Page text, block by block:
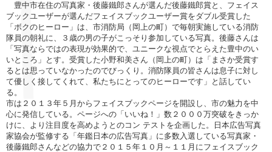
豊中市在住の写真家・後藤鐵郎さんが選んだ後藤鐵郎賞と、フェイス
ブックユーザーが選んだフェイスブックユーザー賞をダブル受賞した
「ボクのヒーロー」は、市消防局（岡上の町）で毎朝実施している消防
隊員の朝礼に、３歳の男の子がこっそり参加している写真。後藤さんは
「写真ならではの表現が効果的で、ユニークな視点でとらえた豊中のい
いところ」とす。受賞した小野和美さん（岡上の町）は「まさか受賞す
るとは思っていなかったのでびっくり。消防隊員の皆さんは息子に対し
て優しく接してくれて、私たちにとってのヒーローです」と話してい
る。
市は２０１３年５月からフェイスブックページを開設し、市の魅力を中
心に発信している。ページへの「いいね！」数２０００万突破をきっか
けに、より注目度を高めようとのコン テストを企画した。日本広告写真
家協会が監修する「年鑑日本の広告写真」に多数入選している写真家・
後藤鐵郎さんなどの協力で２０１５年１０月～１１月にフェイスブック